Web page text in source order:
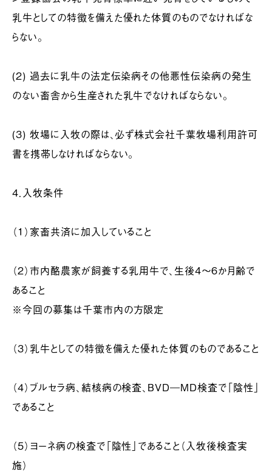
乳牛としての特徴を備えた優れた体質のものでなければな
らない。
(2) 過去に乳牛の法定伝染病その他悪性伝染病の発生
のない畜舎から生産された乳牛でなければならない。
(3) 牧場に入牧の際は、必ず株式会社千葉牧場利用許可
書を携帯しなければならない。
４．入牧条件
（１）家畜共済に加入していること
（２）市内酪農家が飼養する乳用牛で、生後4～6か月齢で
あること
※今回の募集は千葉市内の方限定
（３）乳牛としての特徴を備えた優れた体質のものであること
（４）ブルセラ病、結核病の検査、BVD―MD検査で「陰性」
であること
（５）ヨーネ病の検査で「陰性」であること（入牧後検査実
施）